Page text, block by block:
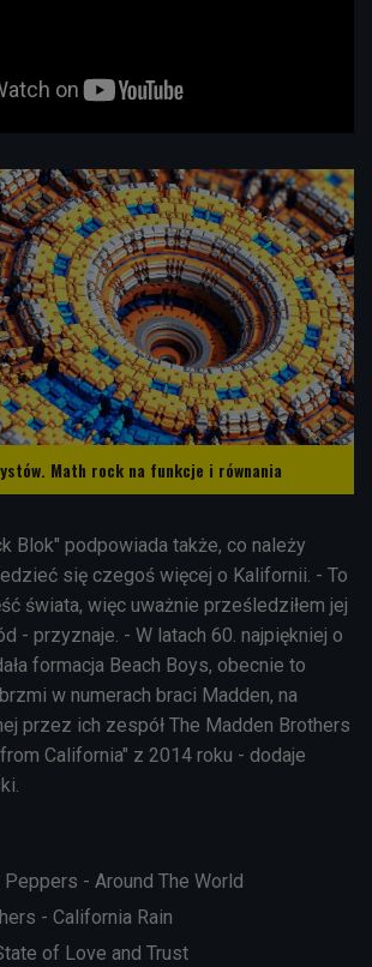
Math rock na funkcje i równania
Blok" podpowiada także, co należy
się czegoś więcej o Kalifornii. - To
świata, więc uważnie prześledziłem jej
- przyznaje. - W latach 60. najpiękniej o
formacja Beach Boys, obecnie to
w numerach braci Madden, na
przez ich zespół The Madden Brothers
California" z 2014 roku - dodaje
Peppers - Around The World
- California Rain
of Love and Trust